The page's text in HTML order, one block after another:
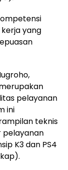
yang
pelayanan
ini
teknis
K3 dan PS4